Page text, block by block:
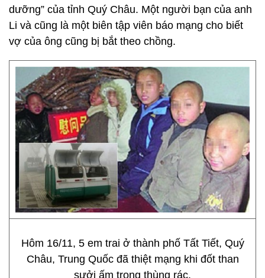
dưỡng” của tỉnh Quý Châu. Một người bạn của anh
Li và cũng là một biên tập viên báo mạng cho biết
vợ của ông cũng bị bắt theo chồng.
Hôm 16/11, 5 em trai ở thành phố Tất Tiết, Quý
Châu, Trung Quốc đã thiệt mạng khi đốt than
sưởi ấm trong thùng rác.